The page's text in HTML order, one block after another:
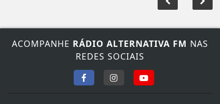
ACOMPANHE RÁDIO ALTERNATIVA FM NAS
REDES SOCIAIS